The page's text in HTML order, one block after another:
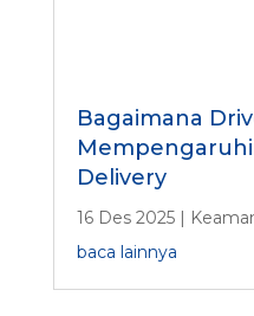
Bagaimana
Mempengaruhi
Delivery
16 Des 2025|
baca lainnya